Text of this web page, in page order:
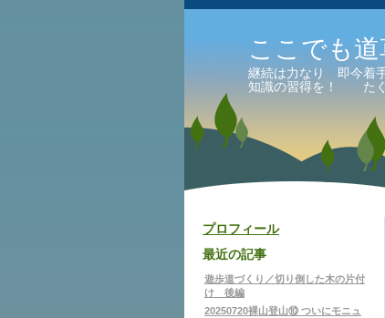
ここでも道
継続は力なり 即今着
知識の習得を！ た
プロフィール
最近の記事
遊歩道づくり／切り倒した木の片付
け 後編
20250720裸山登山⑩ ついにモニュ